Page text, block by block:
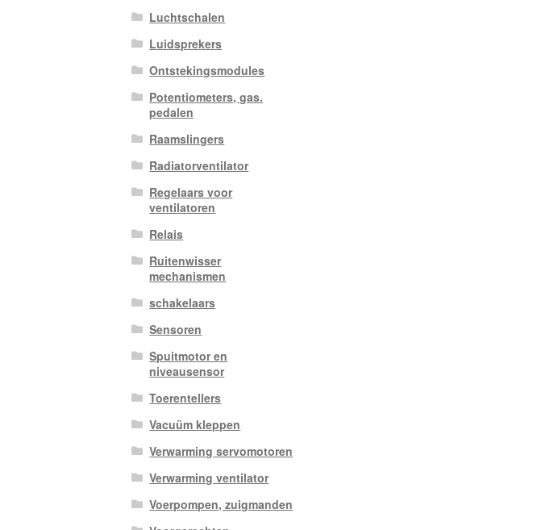
Luchtschalen
Luidsprekers
Ontstekingsmodules
Potentiometers, gas.
pedalen
Raamslingers
Radiatorventilator
Regelaars voor
ventilatoren
Relais
Ruitenwisser
mechanismen
schakelaars
Sensoren
Spuitmotor en
niveausensor
Toerentellers
Vacuüm kleppen
Verwarming servomotoren
Verwarming ventilator
Voerpompen, zuigmanden